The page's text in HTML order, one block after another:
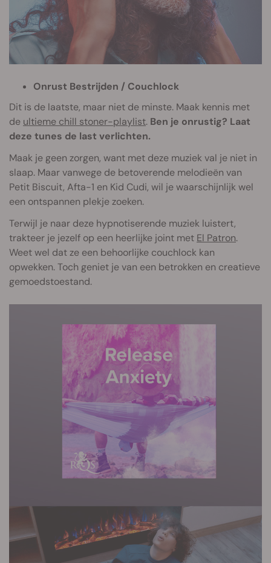
Onrust Bestrijden / Couchlock
Dit is de laatste, maar niet de minste. Maak kennis met
de ultieme chill stoner-playlist. Ben je onrustig? Laat
deze tunes de last verlichten.
Maak je geen zorgen, want met deze muziek val je niet in
slaap. Maar vanwege de betoverende melodieën van
Petit Biscuit, Afta-1 en Kid Cudi, wil je waarschijnlijk wel
een ontspannen plekje zoeken.
Terwijl je naar deze hypnotiserende muziek luistert,
trakteer je jezelf op een heerlijke joint met El Patron.
Weet wel dat ze een behoorlijke couchlock kan
opwekken. Toch geniet je van een betrokken en creatieve
gemoedstoestand.